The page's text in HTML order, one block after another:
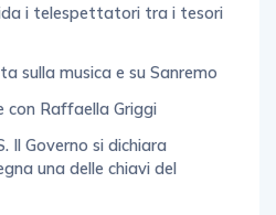
i telespettatori tra i tesori
sulla musica e su Sanremo
con Raffaella Griggi
Il Governo si dichiara
una delle chiavi del